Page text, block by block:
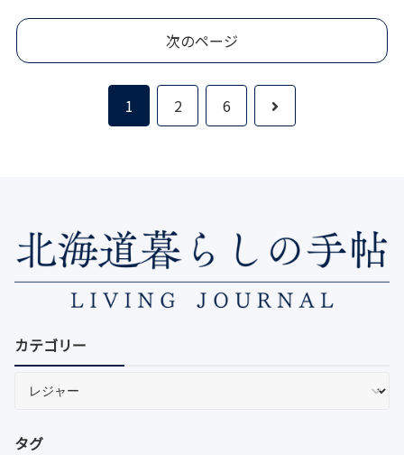
の変更も想定して拠点連泊を入
れると満足度が安定します。祭
りを1つ足せば旅の熱量も上がり
ます。
在を実現しましょう。
次のページ
1 2 6
次
カテゴリー
タグ